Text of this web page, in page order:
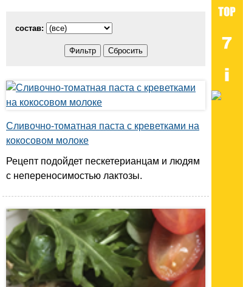
состав:
Сливочно-томатная паста с креветками на
кокосовом молоке
Рецепт подойдет пескетерианцам и людям
с непереносимостью лактозы.